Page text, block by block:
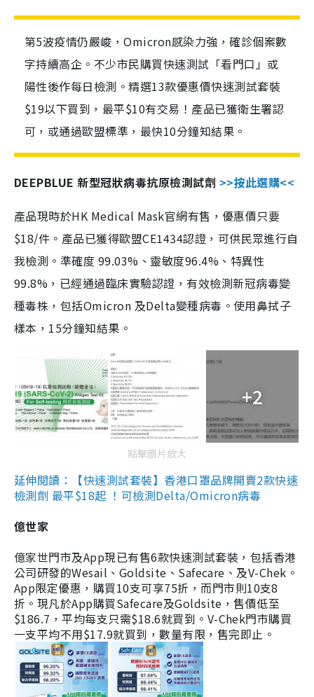
第5波疫情仍嚴峻，Omicron感染力強，確診個案數
字持續高企。不少市民購買快速測試「看門口」或
陽性後作每日檢測。精選13款優惠價快速測試套裝
$19以下買到，最平$10有交易！產品已獲衛生署認
可，或通過歐盟標準，最快10分鐘知結果。
DEEPBLUE 新型冠狀病毒抗原檢測試劑 >>按此選購<<
產品現時於HK Medical Mask官網有售，優惠價只要
$18/件。產品已獲得歐盟CE1434認證，可供民眾進行自
我檢測。準確度 99.03%、靈敏度96.4%、特異性
99.8%，已經通過臨床實驗認證，有效檢測新冠病毒變
種毒株，包括Omicron 及Delta變種病毒。使用鼻拭子
樣本，15分鐘知結果。
+2
點擊圖片放大
延伸閱讀：【快速測試套裝】香港口罩品牌開賣2款快速
檢測劑 最平$18起 ！可檢測Delta/Omicron病毒
億世家
億家世門市及App現已有售6款快速測試套裝，包括香港
公司研發的Wesail、Goldsite、Safecare、及V-Chek。
App限定優惠，購買10支可享75折，而門市則10支8
折。現凡於App購買Safecare及Goldsite，售價低至
$186.7，平均每支只需$18.6就買到。V-Chek門市購買
一支平均不用$17.9就買到，數量有限，售完即止。